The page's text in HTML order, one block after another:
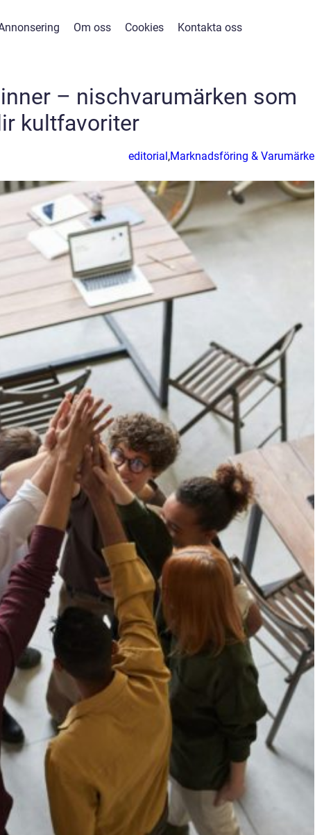
Om oss Cookies Kontakta oss
– nischvarumärken som
kultfavoriter
editorial,Marknadsföring & Varumärke